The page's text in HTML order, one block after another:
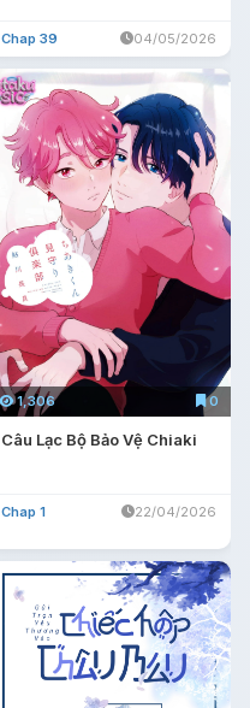
Chap 39 04/05/2026
1,306 0
Câu Lạc Bộ Bảo Vệ Chiaki
Chap 1 22/04/2026